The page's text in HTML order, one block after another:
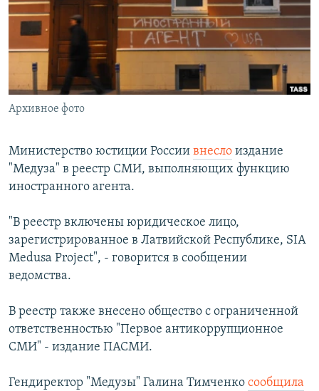
РАСПИСАНИЕ ВЕЩАНИЯ
ПОДПИШИТЕСЬ НА РАССЫЛКУ
СОЦИАЛЬНЫЕ СЕТИ
Все сайты РСЕ/РС
Архивное фото
Министерство юстиции России внесло издание
"Медуза" в реестр СМИ, выполняющих функцию
иностранного агента.
"В реестр включены юридическое лицо,
зарегистрированное в Латвийской Республике, SIA
Medusa Project", - говорится в сообщении
ведомства.
В реестр также внесено общество с ограниченной
ответственностью "Первое антикоррупционное
СМИ" - издание ПАСМИ.
Гендиректор "Медузы" Галина Тимченко сообщила